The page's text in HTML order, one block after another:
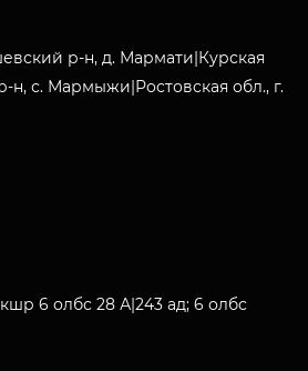
р-н, д. Мармати|Курская
н, с. Мармыжи|Ростовская обл., г.
6 олбс 28 А|243 ад; 6 олбс